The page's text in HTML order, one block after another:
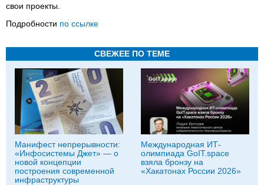
свои проекты.
Подробности по ссылке
СВЕЖЕЕ ПО ТЕМЕ
Манифест непрерывности:
«Инфосистемы Джет» — о
новой концепции
построения современной
инфраструктуры
Международная ИТ-
олимпиада GoIT.space
взяла бронзу на
«Хакатонах России 2026»